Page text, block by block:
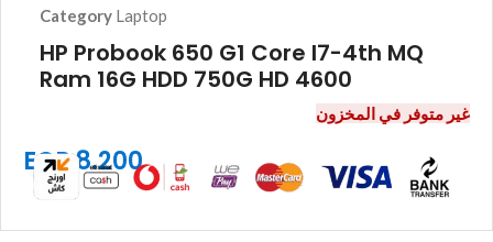
Category Laptop
HP Probook 650 G1 Core I7-4th MQ
Ram 16G HDD 750G HD 4600
EGP8.200
غير متوفر في المخزون